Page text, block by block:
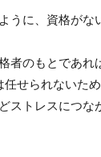
うに、資格がな
者のもとであれ
任せられないた
ストレスにつな